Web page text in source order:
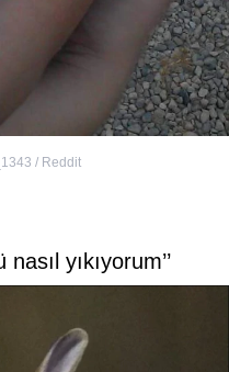
/ Reddit
yıkıyorum’’